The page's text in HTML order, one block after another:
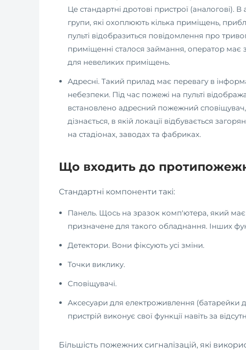
Це стандартні дротові пристрої (аналогові).
групи, які охоплюють кілька приміщень,
пульті відобразиться повідомлення про
приміщенні сталося займання, оператор має
для невеликих приміщень.
Адресні. Такий прилад має перевагу в
небезпеки. Під час пожежі на пульті
встановлено адресний пожежний
дізнається, в якій локації відбувається
на стадіонах, заводах та фабриках.
Що входить до
Стандартні компоненти такі:
Панель. Щось на зразок комп'ютера, який
призначене для такого обладнання. Інших
Детектори. Вони фіксують усі зміни.
Точки виклику.
Сповіщувачі.
Аксесуари для електроживлення (батарейки
пристрій виконує свої функції навіть за
Більшість пожежних сигналізацій, які